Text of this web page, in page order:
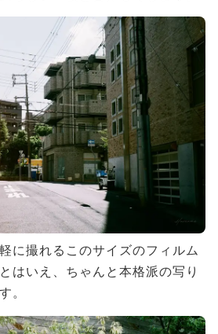
に撮れるこのサイズのフィルム
はいえ、ちゃんと本格派の写り
。